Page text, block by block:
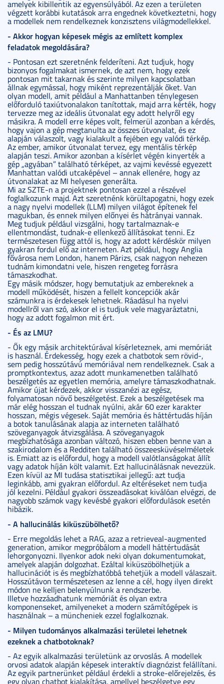
amelyek kibillentik az egyensúlyából. Az ezen a területen
végzett korábbi kutatások arra engednek következtetni, hogy
a modellek nem rendelkeznek konzisztens világmodellekkel.
- Akkor hogyan képesek mégis az említett komplex
feladatok megoldására?
- Pontosan ezt szeretnénk felderíteni. Azt tudjuk, hogy
bizonyos fogalmakat ismernek, de azt nem, hogy ezek
pontosan mit takarnak és szerinte milyen kapcsolatban
állnak egymással, hogy miként reprezentálják őket. Van
olyan modell, amit például a Manhattanben ténylegesen
előforduló taxiútvonalakon tanítottak, majd arra kérték, hogy
tervezze meg az ideális útvonalat egy adott helyről egy
másikra. A modell erre képes volt, felmerül azonban a kérdés,
hogy vajon a gép megtanulta az összes útvonalat, és ez
alapján válaszolt, vagy kialakult a fejében egy valódi térkép.
Az ember, amikor útvonalat tervez, egy mentális térkép
alapján teszi. Amikor azonban a kísérlet végén kinyerték a
gép „agyában” található térképet, az vajmi kevéssé egyezett
Manhattan valódi utcaképével – annak ellenére, hogy az
útvonalakat az MI helyesen generálta.
Mi az SZTE-n a projektnek pontosan ezzel a részével
foglalkozunk majd. Azt szeretnénk körültapogatni, hogy ezek
a nagy nyelvi modellek (LLM) milyen világot építenek fel
magukban, és ennek milyen előnyei és hátrányai vannak.
Meg tudjuk például vizsgálni, hogy tartalmaznak-e
ellentmondást, tudnak-e ellenkező állításokat tenni. Ez
természetesen függ attól is, hogy az adott kérdéskör milyen
gyakran fordul elő az interneten. Azt például, hogy Anglia
fővárosa nem London, hanem Párizs, csak nagyon nehezen
tudnám kimondatni vele, hiszen rengeteg forrásra
támaszkodhat.
Egy másik módszer, hogy bemutatjuk az embereknek a
modell működését, hiszen a fellelt koncepciók akár
számunkra is érdekesek lehetnek. Ráadásul ha nyelvi
modellről van szó, akkor el is tudjuk vele magyaráztatni,
hogy az adott fogalmon mit ért.
- És az LMU?
- Ők egy másik architektúrával kísérleteznek, ami memóriát
is használ. Érdekesség, hogy ezek a chatbotok sem rövid-,
sem pedig hosszútávú memóriával nem rendelkeznek. Csak a
promptkontextus, azaz adott munkamenetben található
beszélgetés az egyetlen memória, amelyre támaszkodhatnak.
Amikor újat kérdezek, akkor visszanézi az egész,
folyamatosan növő beszélgetést. Ezek a beszélgetések ma
már elég hosszan el tudnak nyúlni, akár 60 ezer karakter
hosszan, mégis végesek. Saját memória és háttértudás híján
a botok tanulásának alapja az interneten található
szöveganyagok átvizsgálása. A szöveganyagok
megbízhatósága azonban változó, hiszen ebben benne van a
szakirodalom és a Redditen található összeesküvéselméletek
is. Emiatt az is előfordul, hogy a modell valótlanságokat állít
vagy adatok híján költ valamit. Ezt hallucinálásnak nevezzük.
Ezen kívül az MI tudása statisztikai jellegű: azt tudja
leginkább, ami gyakran előfordul. Az eltéréseket nem tudja
jól kezelni. Például gyakori összeadásokat kiválóan elvégzi, de
nagyobb számok vagy kevésbé gyakori előfordulások esetén
hibázik.
- A hallucinálás kiküszübölhető?
- Erre megoldás lehet a RAG, azaz a retrieveal-augmented
generation, amikor megpróbálom a modell háttértudását
lehorgonyozni. Ilyenkor adok neki olyan dokumentumokat,
amelyek alapján dolgozhat. Ezáltal kiküszöbölhetjük a
hallucinációt is és megbízhatóbbá tehetjük a modell válaszait.
Hosszútávon természetesen az lenne a cél, hogy ilyen direkt
módon ne kelljen belenyúlnunk a rendszerbe.
Illetve hozzáadhatunk memóriát és olyan extra
komponenseket, amilyeneket a modern számítógépek is
használnak – a müncheniek ezzel foglalkoznak.
- Milyen tudományos alkalmazási területei lehetnek
ezeknek a chatbotoknak?
- Az egyik alkalmazási területünk az orvoslás. A modellek
orvosi adatok alapján képesek interaktív diagnózist felállítani.
Az egyik partnerünket például érdekli a stroke-előrejelzés, és
egy olyan chatbot kialakítása, amellyel beszélgetve egy